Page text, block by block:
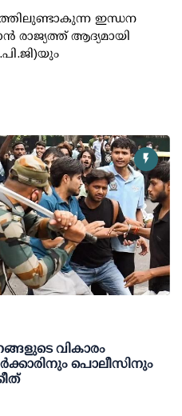
ഇന്ധന
രാജ്യത്ത് ആദ്യമായി
വികാരം
പൊലീസിനും